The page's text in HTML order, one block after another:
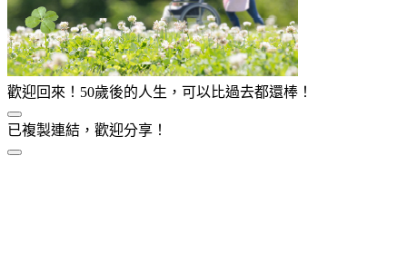
歡迎回來！50歲後的人生，可以比過去都還棒！
已複製連結，歡迎分享！